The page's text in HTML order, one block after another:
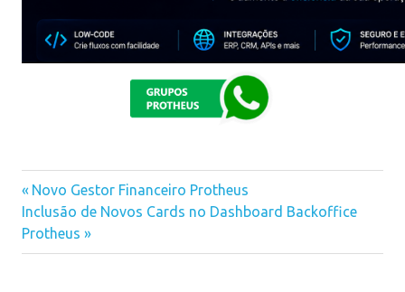
Navegação
de
Previous
Post:
Novo Gestor Financeiro Protheus
Next
Post:
Inclusão de Novos Cards no Dashboard Backoffice
Protheus